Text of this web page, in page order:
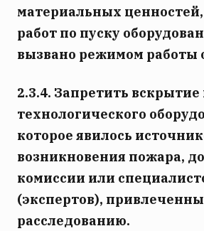
материальных
работ по пуску
вызвано режимом работы
2.3.4. Запретить вскрытие
технологического
которое явилось
возникновения пожара,
комиссии или
(экспертов),
расследованию.